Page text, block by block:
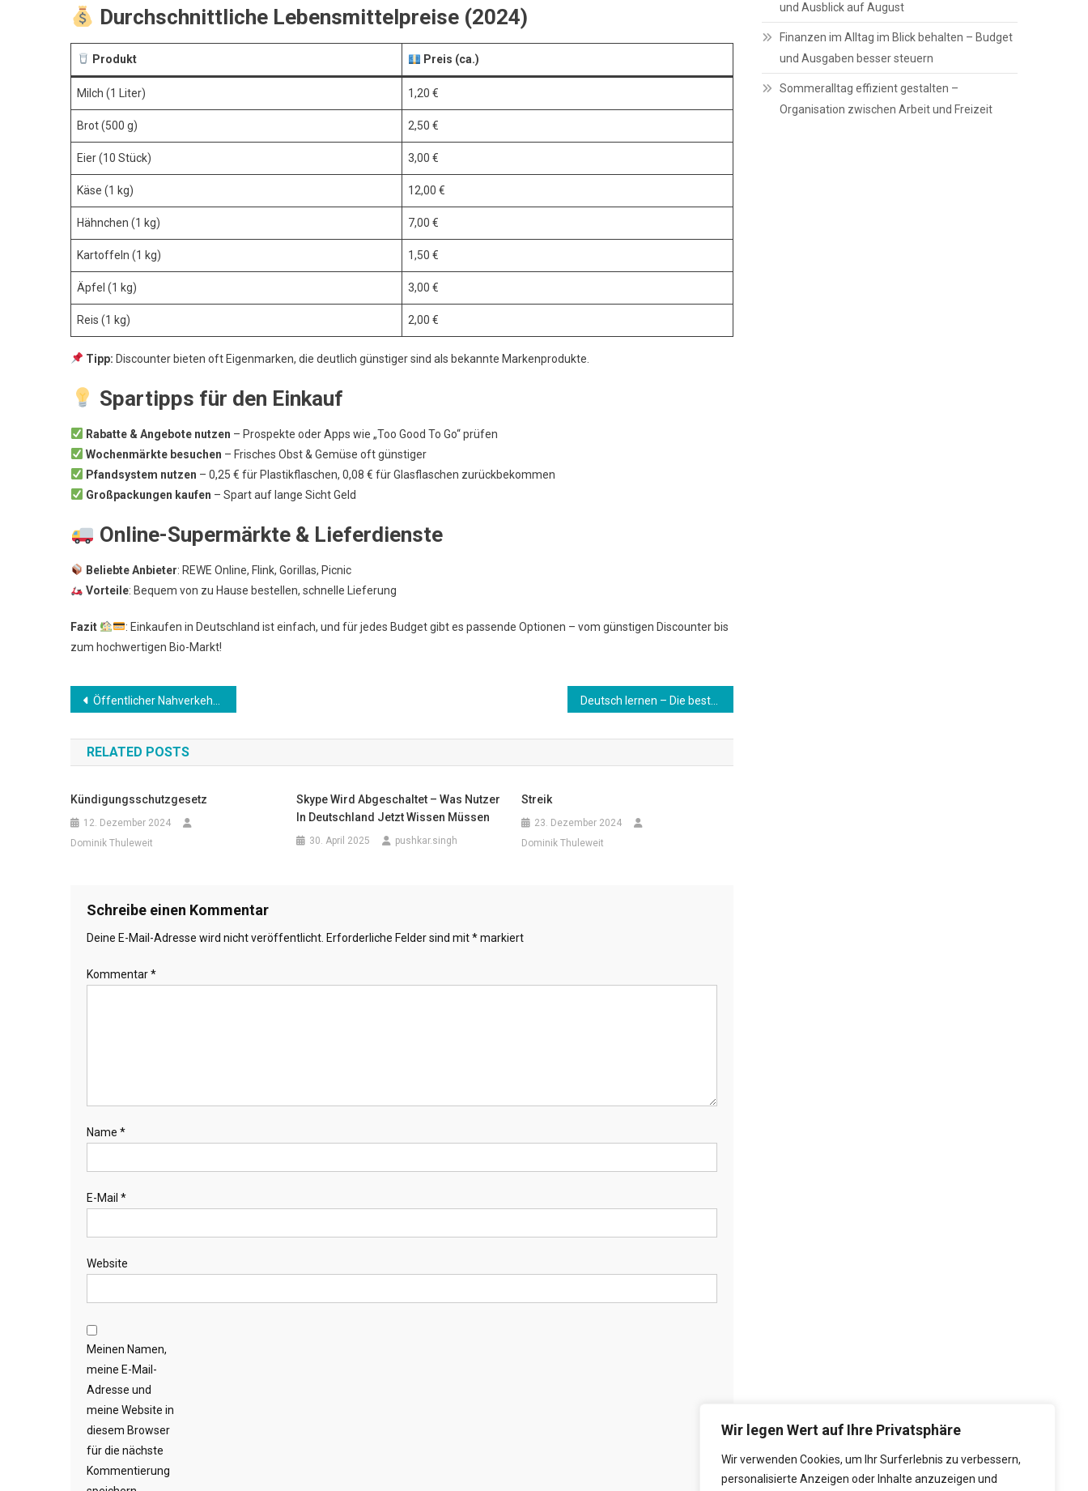
Wir legen Wert auf Ihre Privatsphäre
Wir verwenden Cookies, um Ihr Surferlebnis zu verbessern,
personalisierte Anzeigen oder Inhalte anzuzeigen und
Durchschnittliche Lebensmittelpreise (2024)
Produkt Preis (ca.)
Milch (1 Liter) 1,20 €
Brot (500 g) 2,50 €
Eier (10 Stück) 3,00 €
Käse (1 kg) 12,00 €
Hähnchen (1 kg) 7,00 €
Kartoffeln (1 kg) 1,50 €
Äpfel (1 kg) 3,00 €
Reis (1 kg) 2,00 €
Tipp: Discounter bieten oft Eigenmarken, die deutlich günstiger sind als bekannte Markenprodukte.
Spartipps für den Einkauf
Rabatte & Angebote nutzen – Prospekte oder Apps wie „Too Good To Go“ prüfen
Wochenmärkte besuchen – Frisches Obst & Gemüse oft günstiger
Pfandsystem nutzen – 0,25 € für Plastikflaschen, 0,08 € für Glasflaschen zurückbekommen
Großpackungen kaufen – Spart auf lange Sicht Geld
Online-Supermärkte & Lieferdienste
Beliebte Anbieter: REWE Online, Flink, Gorillas, Picnic
Vorteile: Bequem von zu Hause bestellen, schnelle Lieferung
Fazit
: Einkaufen in Deutschland ist einfach, und für jedes Budget gibt es passende Optionen – vom günstigen Discounter bis
zum hochwertigen Bio-Markt!
Beitrags-
Navigation
Öffentlicher Nahverkehr in Deutschland – So funktioniert das System
RELATED POSTS
Kündigungsschutzgesetz
12. Dezember 2024
Dominik Thuleweit
Skype Wird Abgeschaltet – Was Nutzer
In Deutschland Jetzt Wissen Müssen
30. April 2025 pushkar.singh
Streik
23. Dezember 2024
Dominik Thuleweit
Schreibe einen Kommentar
Deine E-Mail-Adresse wird nicht veröffentlicht. Erforderliche Felder sind mit*markiert
Kommentar*
Name *
E-Mail *
Website
Meinen Namen,
meine E-Mail-
Adresse und
meine Website in
diesem Browser
für die nächste
Kommentierung
und Ausblick auf August
Finanzen im Alltag im Blick behalten – Budget
und Ausgaben besser steuern
Sommeralltag effizient gestalten –
Organisation zwischen Arbeit und Freizeit